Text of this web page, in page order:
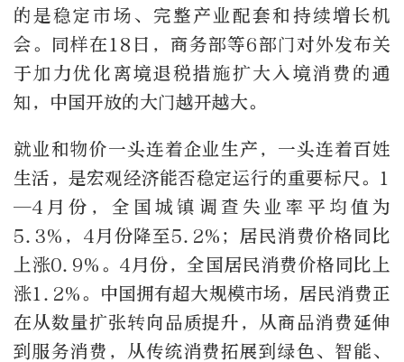
的是稳定市场、完整产业配套和持续增长机
会。同样在18日，商务部等6部门对外发布关
于加力优化离境退税措施扩大入境消费的通
知，中国开放的大门越开越大。
就业和物价一头连着企业生产，一头连着百姓
生活，是宏观经济能否稳定运行的重要标尺。1
—4月份，全国城镇调查失业率平均值为
5.3%，4月份降至5.2%；居民消费价格同比
上涨0.9%。4月份，全国居民消费价格同比上
涨1.2%。中国拥有超大规模市场，居民消费正
在从数量扩张转向品质提升，从商品消费延伸
到服务消费，从传统消费拓展到绿色、智能、